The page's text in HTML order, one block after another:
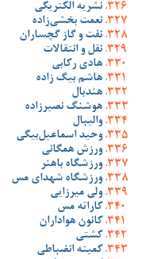
نشریه الکتریکی
نعمت بخشی‌زاده
نفت و گاز گچساران
نقل و انتقالات
هادی رکابی
هاشم بیگ زاده
هندبال
هوشنگ نصیرزاده
والیبال
وحید اسماعیل‌بیگی
ورزش همگانی
ورزشگاه باهنر
ورزشگاه شهدای مس
ولی میرزایی
کاراته مس
کانون هواداران
کشتی
کمیته انضباطی